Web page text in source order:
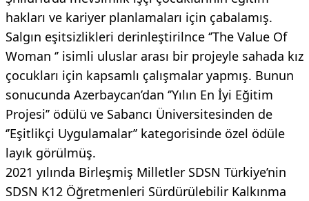
hakları ve kariyer planlamaları için çabalamış.
Salgın eşitsizlikleri derinleştirilnce ‘’The Value Of
Woman ‘’ isimli uluslar arası bir projeyle sahada kız
çocukları için kapsamlı çalışmalar yapmış. Bunun
sonucunda Azerbaycan’dan ‘’Yılın En İyi Eğitim
Projesi’’ ödülü ve Sabancı Üniversitesinden de
‘’Eşitlikçi Uygulamalar’’ kategorisinde özel ödüle
layık görülmüş.
2021 yılında Birleşmiş Milletler SDSN Türkiye’nin
SDSN K12 Öğretmenleri Sürdürülebilir Kalkınma